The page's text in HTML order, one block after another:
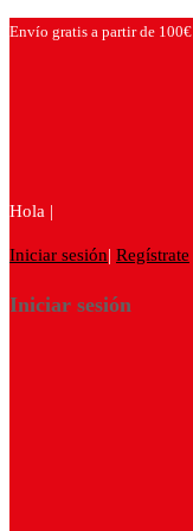
Envío gratis a partir de 100€
Hola |
Iniciar sesión| Regístrate
Iniciar sesión